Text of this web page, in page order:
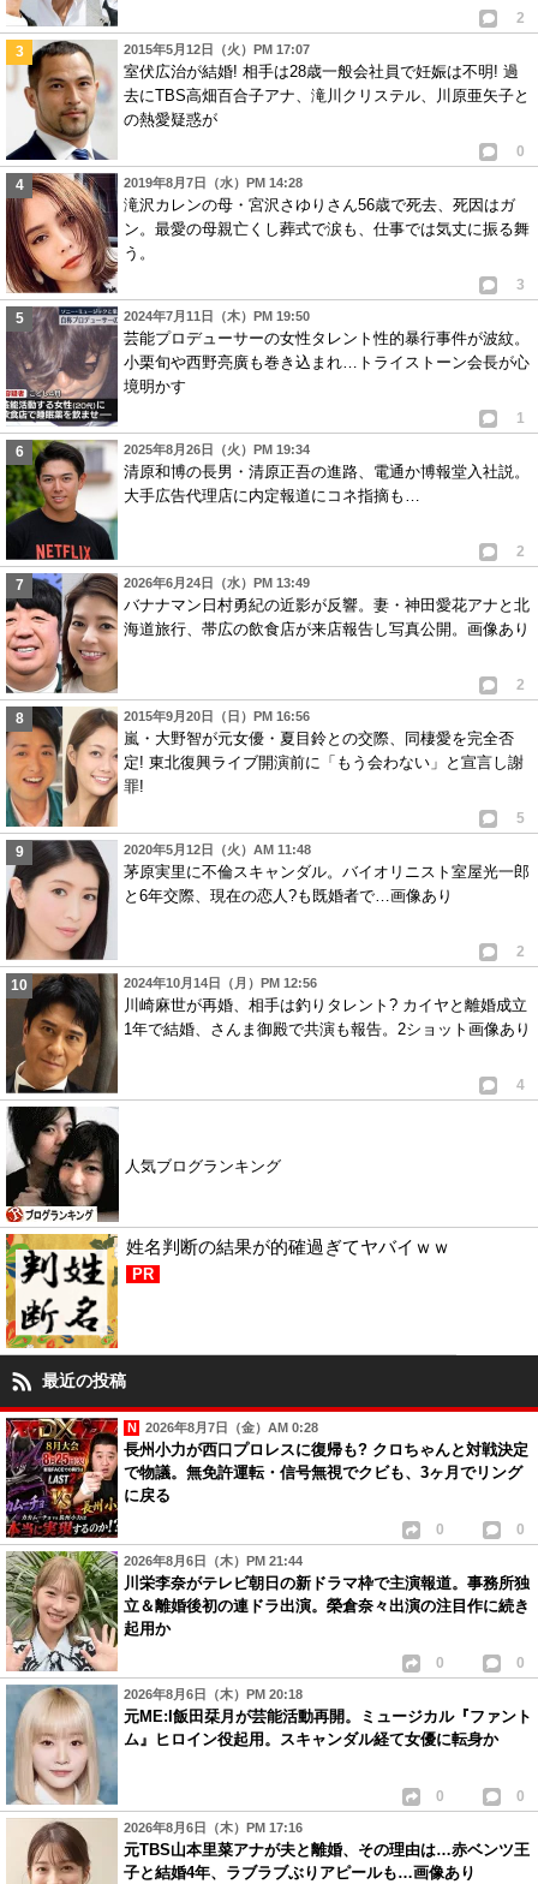
2
2015年5月12日（火）PM 17:07
室伏広治が結婚! 相手は28歳一般会社員で妊娠は不明! 過
去にTBS高畑百合子アナ、滝川クリステル、川原亜矢子と
の熱愛疑惑が
0
2019年8月7日（水）PM 14:28
滝沢カレンの母・宮沢さゆりさん56歳で死去、死因はガ
ン。最愛の母親亡くし葬式で涙も、仕事では気丈に振る舞
う。
3
2024年7月11日（木）PM 19:50
芸能プロデューサーの女性タレント性的暴行事件が波紋。
小栗旬や西野亮廣も巻き込まれ…トライストーン会長が心
境明かす
1
2025年8月26日（火）PM 19:34
清原和博の長男・清原正吾の進路、電通か博報堂入社説。
大手広告代理店に内定報道にコネ指摘も…
2
2026年6月24日（水）PM 13:49
バナナマン日村勇紀の近影が反響。妻・神田愛花アナと北
海道旅行、帯広の飲食店が来店報告し写真公開。画像あり
2
2015年9月20日（日）PM 16:56
嵐・大野智が元女優・夏目鈴との交際、同棲愛を完全否
定! 東北復興ライブ開演前に「もう会わない」と宣言し謝
罪!
5
2020年5月12日（火）AM 11:48
茅原実里に不倫スキャンダル。バイオリニスト室屋光一郎
と6年交際、現在の恋人?も既婚者で…画像あり
2
2024年10月14日（月）PM 12:56
川崎麻世が再婚、相手は釣りタレント? カイヤと離婚成立
1年で結婚、さんま御殿で共演も報告。2ショット画像あり
4
人気ブログランキング
姓名判断の結果が的確過ぎてヤバイｗｗ
PR
最近の投稿
2026年8月7日（金）AM 0:28
長州小力が西口プロレスに復帰も? クロちゃんと対戦決定
で物議。無免許運転・信号無視でクビも、3ヶ月でリング
に戻る
0 0
2026年8月6日（木）PM 21:44
川栄李奈がテレビ朝日の新ドラマ枠で主演報道。事務所独
立＆離婚後初の連ドラ出演。榮倉奈々出演の注目作に続き
起用か
0 0
2026年8月6日（木）PM 20:18
元ME:I飯田栞月が芸能活動再開。ミュージカル『ファント
ム』ヒロイン役起用。スキャンダル経て女優に転身か
0 0
2026年8月6日（木）PM 17:16
元TBS山本里菜アナが夫と離婚、その理由は…赤ベンツ王
子と結婚4年、ラブラブぶりアピールも…画像あり